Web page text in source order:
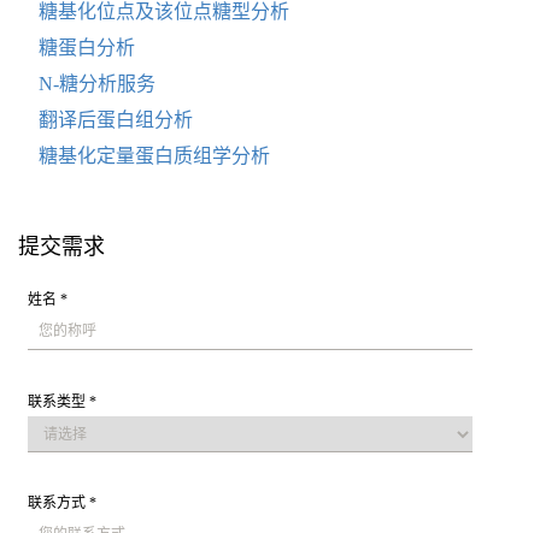
糖基化位点及该位点糖型分析
糖蛋白分析
N-糖分析服务
翻译后蛋白组分析
糖基化定量蛋白质组学分析
提交需求
姓名 *
联系类型 *
联系方式 *